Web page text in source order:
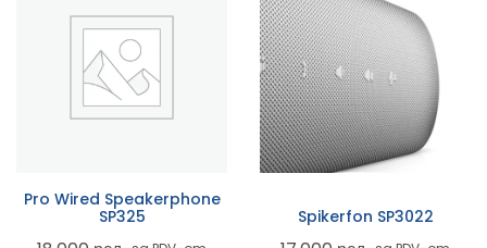
Pro Wired Speakerphone
SP325
Spikerfon SP3022